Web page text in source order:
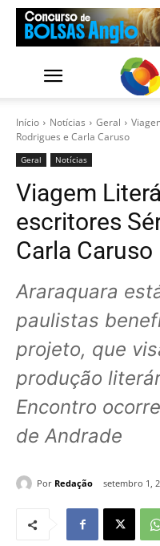
Início Notícias Geral
Rodrigues e Carla Caruso
Geral Notícias
Viagem
escritores
Carla Caruso
Araraquara
paulistas
projeto, que
produção
Encontro
de Andrade
Por Redação setembro 1,